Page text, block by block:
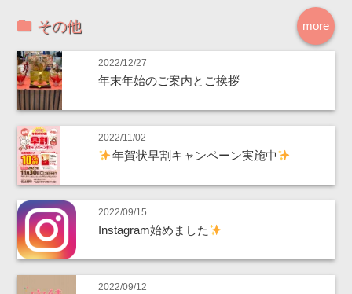
more
その他
2022/12/27
年末年始のご案内とご挨拶
2022/11/02
年賀状早割キャンペーン実施中
2022/09/15
Instagram始めました
2022/09/12